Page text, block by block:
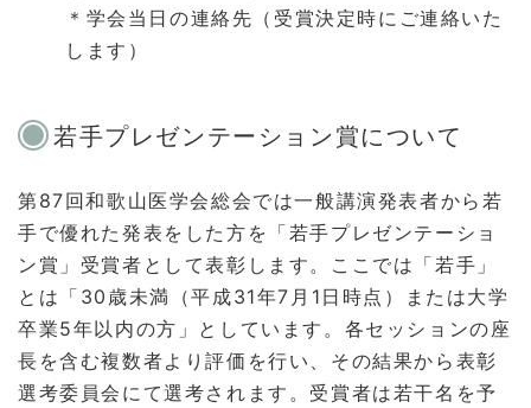
＊学会当日の連絡先（受賞決定時にご連絡いた
します）
若手プレゼンテーション賞について
第87回和歌山医学会総会では一般講演発表者から若
手で優れた発表をした方を「若手プレゼンテーショ
ン賞」受賞者として表彰します。ここでは「若手」
とは「30歳未満（平成31年7月1日時点）または大学
卒業5年以内の方」としています。各セッションの座
長を含む複数者より評価を行い、その結果から表彰
選考委員会にて選考されます。受賞者は若干名を予